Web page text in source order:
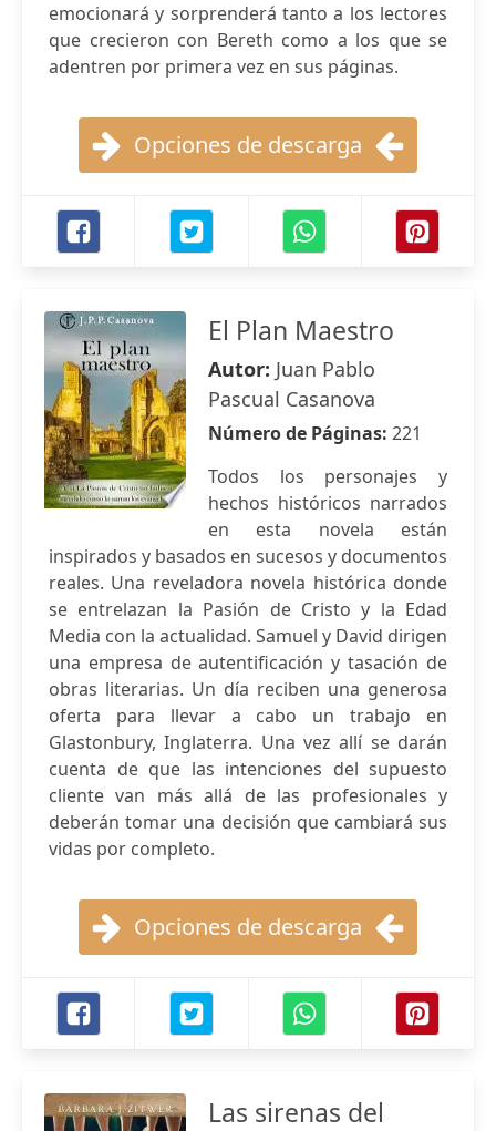
emocionará y sorprenderá tanto a los lectores
que crecieron con Bereth como a los que se
adentren por primera vez en sus páginas.
Opciones de descarga
El Plan Maestro
Autor: Juan Pablo
Pascual Casanova
Número de Páginas: 221
Todos los personajes y
hechos históricos narrados
en esta novela están
inspirados y basados en sucesos y documentos
reales. Una reveladora novela histórica donde
se entrelazan la Pasión de Cristo y la Edad
Media con la actualidad. Samuel y David dirigen
una empresa de autentificación y tasación de
obras literarias. Un día reciben una generosa
oferta para llevar a cabo un trabajo en
Glastonbury, Inglaterra. Una vez allí se darán
cuenta de que las intenciones del supuesto
cliente van más allá de las profesionales y
deberán tomar una decisión que cambiará sus
vidas por completo.
Opciones de descarga
Las sirenas del